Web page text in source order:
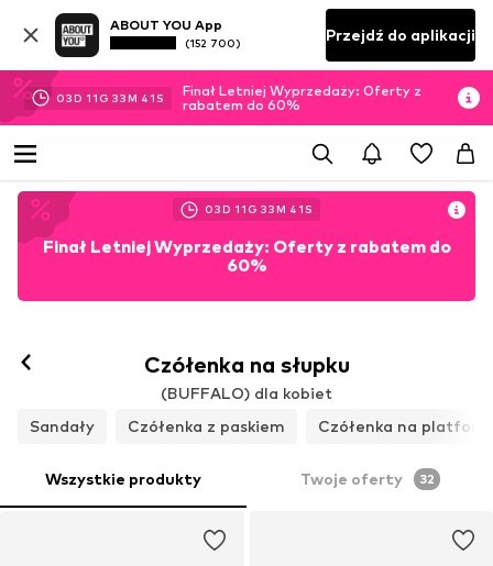
ABOUT YOU App
(152 700) Przejdź do aplikacji
03D 11 G 33M 39 S
Finał Letniej Wyprzedaży: Oferty z
rabatem do 60%
03D 11 G 33M 39 S
Finał Letniej Wyprzedaży: Oferty z rabatem do
60%
Czółenka na słupku
(BUFFALO) dla kobiet
Sandały
Czółenka z paskiem Czółenka na
Wszystkie produkty Twoje oferty 32